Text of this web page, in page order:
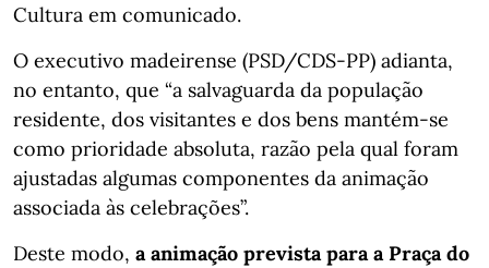
Cultura em comunicado.
O executivo madeirense (PSD/CDS-PP) adianta,
no entanto, que “a salvaguarda da população
residente, dos visitantes e dos bens mantém-se
como prioridade absoluta, razão pela qual foram
ajustadas algumas componentes da animação
associada às celebrações”.
Deste modo, a animação prevista para a Praça do